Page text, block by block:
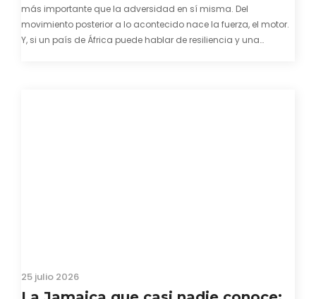
más importante que la adversidad en sí misma. Del
movimiento posterior a lo acontecido nace la fuerza, el motor.
Y, si un país de África puede hablar de resiliencia y una
25 julio 2026